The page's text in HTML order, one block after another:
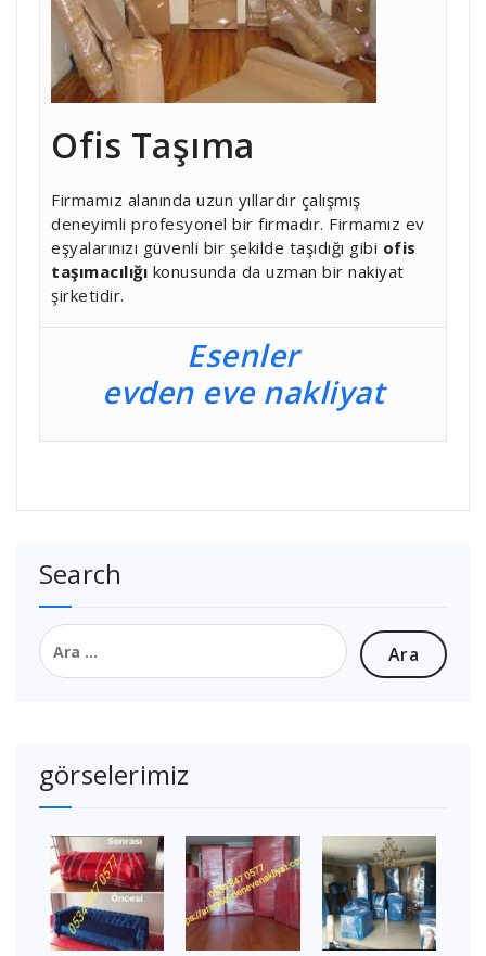
Ofis Taşıma
Firmamız alanında uzun yıllardır çalışmış
deneyimli profesyonel bir firmadır. Firmamız ev
eşyalarınızı güvenli bir şekilde taşıdığı gibi ofis
taşımacılığı konusunda da uzman bir nakiyat
şirketidir.
Esenler
evden eve nakliyat
Search
Arama:
görselerimiz